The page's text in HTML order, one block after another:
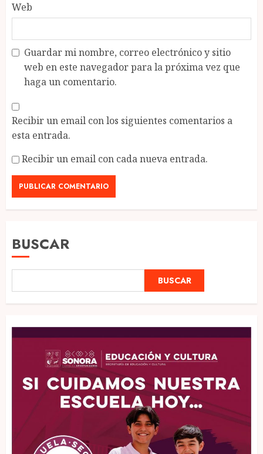
Web
Guardar mi nombre, correo electrónico y sitio
web en este navegador para la próxima vez que
haga un comentario.
Recibir un email con los siguientes comentarios a
esta entrada.
Recibir un email con cada nueva entrada.
BUSCAR
BUSCAR